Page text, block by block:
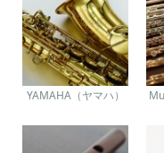
YAMAHA（ヤマハ）